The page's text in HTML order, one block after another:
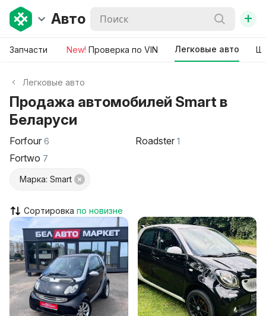
Авто +
Запчасти New! Проверка по VIN Легковые авто
Легковые авто
Продажа автомобилей Smart в
Беларуси
Forfour 6
Fortwo 7
Roadster 1
Марка: Smart
Сортировка